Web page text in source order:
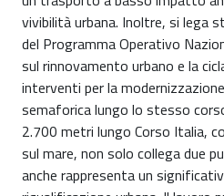
vivibilità urbana. Inoltre, si lega
del Programma Operativo
sul rinnovamento urbano e la
interventi per la
semaforica lungo lo stesso
2.700 metri lungo Corso Italia,
sul mare, non solo collega due
anche rappresenta un